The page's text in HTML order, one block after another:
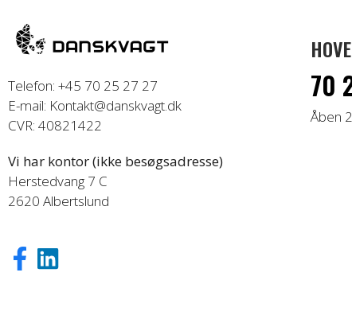
Telefon: +45 70 25 27 27
E-mail: Kontakt@danskvagt.dk
CVR: 40821422
Vi har kontor (ikke besøgsadresse)
Herstedvang 7 C
2620 Albertslund
70
Åben